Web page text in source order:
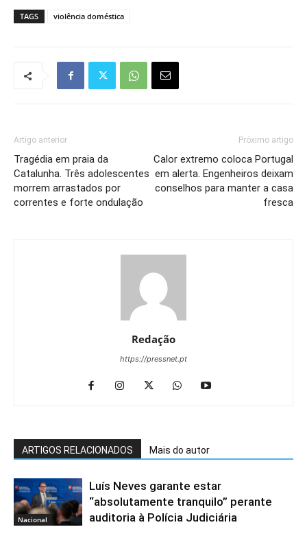
TAGS violência doméstica
Artigo anterior
Tragédia em praia da
Catalunha. Três adolescentes
morrem arrastados por
correntes e forte ondulação
Próximo artigo
Calor extremo coloca Portugal
em alerta. Engenheiros deixam
conselhos para manter a casa
fresca
Redação
https://pressnet.pt
ARTIGOS RELACIONADOS Mais do autor
Nacional
Luís Neves garante estar
“absolutamente tranquilo” perante
auditoria à Polícia Judiciária